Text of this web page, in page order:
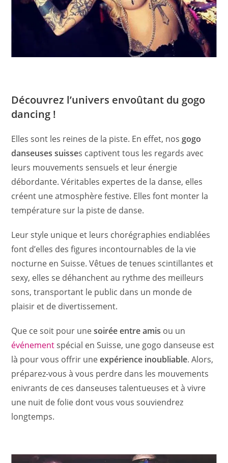
Découvrez l’univers envoûtant du gogo
dancing !
Elles sont les reines de la piste. En effet, nos gogo
danseuses suisses captivent tous les regards avec
leurs mouvements sensuels et leur énergie
débordante. Véritables expertes de la danse, elles
créent une atmosphère festive. Elles font monter la
température sur la piste de danse.
Leur style unique et leurs chorégraphies endiablées
font d’elles des figures incontournables de la vie
nocturne en Suisse. Vêtues de tenues scintillantes et
sexy, elles se déhanchent au rythme des meilleurs
sons, transportant le public dans un monde de
plaisir et de divertissement.
Que ce soit pour unesoirée entre amis ou un
événementspécial en Suisse, une gogo danseuse est
là pour vous offrir uneexpérience inoubliable. Alors,
préparez-vous à vous perdre dans les mouvements
enivrants de ces danseuses talentueuses et à vivre
une nuit de folie dont vous vous souviendrez
longtemps.